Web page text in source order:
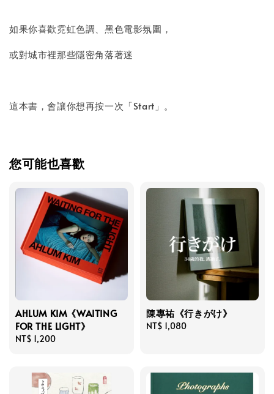
如果你喜歡霓虹色調、黑色電影氛圍，
或對城市裡那些隱密角落著迷
這本書，會讓你想再按一次「Start」。
您可能也喜歡
AHLUM KIM《WAITING
FOR THE LIGHT》
Regular
NT$ 1,200
陳專祐《行きがけ》
Regular
NT$ 1,080